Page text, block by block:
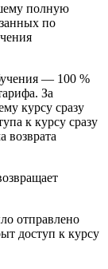
полную
по
— 100 %
За
курсу сразу
к курсу сразу
возврата
отправлено
доступ к курсу